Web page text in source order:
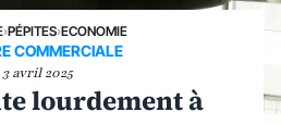
›PÉPITES›ECONOMIE
COMMERCIALE
3 avril 2025
lourdement à